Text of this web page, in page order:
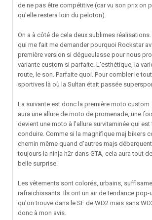
de ne pas être compétitive (car vu son prix on
qu'elle restera loin du peloton).
On a à côté de cela deux sublimes
qui me fait me demander pourquoi Rockstar
première version si dégueulasse pour nous
variante custom si parfaite. L'esthétique, la
route, le son. Parfaite quoi. Pour combler le
sportives là où la Sultan était passée
La suivante est donc la première moto
aura une allure de moto de promenade, une
devient une moto à l'allure survitaminée qui est
conduire. Comme si la magnifique maj bikers
chemin même quand d'autres majs
toujours la ninja h2r dans GTA, cela aura tout
belle surprise.
Les vêtements sont colorés, urbains,
rafraichissants. Ils ont un air de tendance pop-
qu'on trouve dans le SF de WD2 mais sans
donc à mon avis.